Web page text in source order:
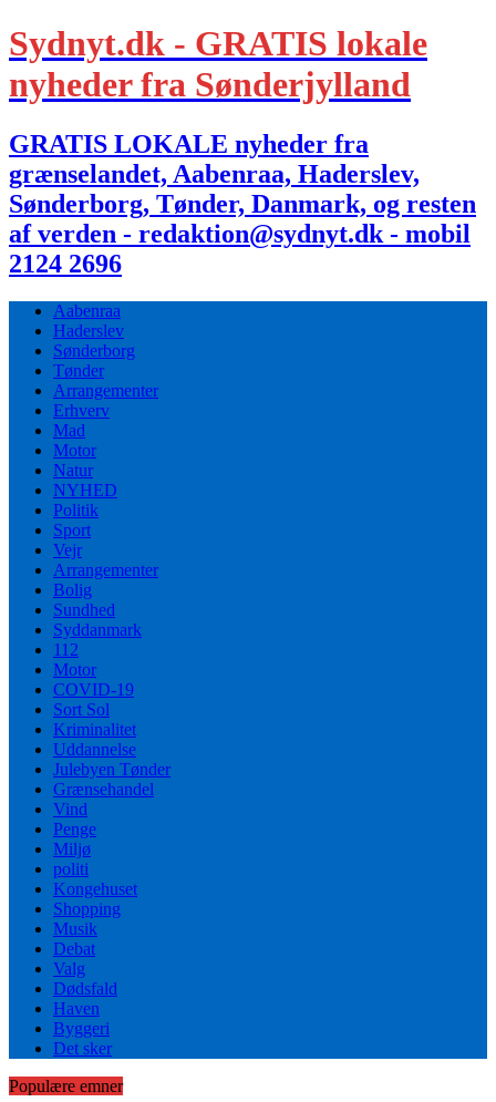
Sydnyt.dk - GRATIS lokale
nyheder fra Sønderjylland
GRATIS LOKALE nyheder fra
grænselandet, Aabenraa, Haderslev,
Sønderborg, Tønder, Danmark, og resten
af verden - redaktion@sydnyt.dk - mobil
2124 2696
Aabenraa
Haderslev
Sønderborg
Tønder
Arrangementer
Erhverv
Mad
Motor
Natur
NYHED
Politik
Sport
Vejr
Arrangementer
Bolig
Sundhed
Syddanmark
112
Motor
COVID-19
Sort Sol
Kriminalitet
Uddannelse
Julebyen Tønder
Grænsehandel
Vind
Penge
Miljø
politi
Kongehuset
Shopping
Musik
Debat
Valg
Dødsfald
Haven
Byggeri
Det sker
Populære emner